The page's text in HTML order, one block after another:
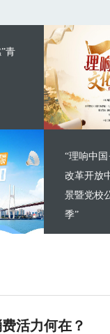
青
“理响中
改革开放
景暨党校
季”
活力何在？